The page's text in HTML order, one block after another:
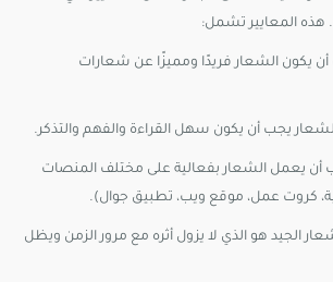
هذه المعايير تشمل:
يكون الشعار فريدًا ومميزًا عن شعارات
يجب أن يكون سهل القراءة والفهم والتذكر.
أن يعمل الشعار بفعالية على مختلف المنصات
كروت عمل، موقع ويب، تطبيق جوال).
الجيد هو الذي لا يزول أثره مع مرور الزمن ويظل